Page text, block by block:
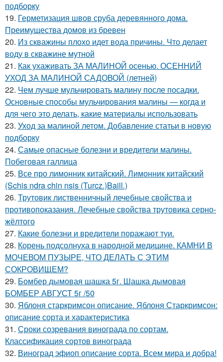
подборку
19. Герметизация швов сруба деревянного дома.
Преимущества домов из бревен
20. Из скважины плохо идет вода причины. Что делает
воду в скважине мутной
21. Как ухаживать ЗА МАЛИНОЙ осенью. ОСЕННИЙ
УХОД ЗА МАЛИНОЙ САДОВОЙ (летней)
22. Чем лучше мульчировать малину после посадки.
Основные способы мульчирования малины — когда и
для чего это делать, какие материалы использовать
23. Уход за малиной летом. Добавление статьи в новую
подборку
24. Самые опасные болезни и вредители малины.
Побеговая галлица
25. Все про лимонник китайский. Лимонник китайский
(Schis ndra chin nsis (Turcz.)Baill.)
26. Трутовик лиственничный лечебные свойства и
противопоказания. Лечебные свойства трутовика серно-
жёлтого
27. Какие болезни и вредители поражают туи.
28. Корень подсолнуха в народной медицине. КАМНИ В
МОЧЕВОМ ПУЗЫРЕ, ЧТО ДЕЛАТЬ С ЭТИМ
СОКРОВИЩЕМ?
29. Бомбер дымовая шашка 5г. Шашка дымовая
БОМБЕР АВГУСТ 5г /50
30. Яблоня старкримсон описание. Яблоня Старкримсон:
описание сорта и характеристика
31. Сроки созревания винограда по сортам.
Классификация сортов винограда
32. Виноград эфиоп описание сорта. Всем мира и добра!